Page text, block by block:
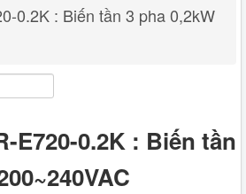
0.2K : Biến tần 3 pha 0,2kW
E720-0.2K : Biến tần